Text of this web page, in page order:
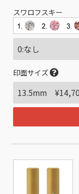
スワロフスキー
印面サイズ